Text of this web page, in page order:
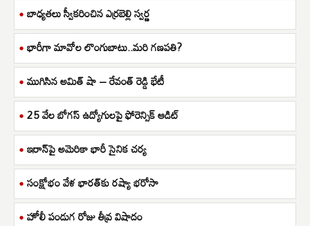
బాధ్యతలు స్వీకరించిన ఎర్రబెల్లి స్వర్ణ
భారీగా మావోల లొంగుబాటు..మరి గణపతి?
ముగిసిన అమిత్ షా – రేవంత్ రెడ్డి భేటీ
25 వేల బోగస్ ఉద్యోగులపై ఫోరెన్సిక్ ఆడిట్
ఇరాన్‌పై అమెరికా భారీ సైనిక చర్య
సంక్షోభం వేళ భారత్‌కు రష్యా భరోసా
హోలీ పండుగ రోజు తీవ్ర విషాదం